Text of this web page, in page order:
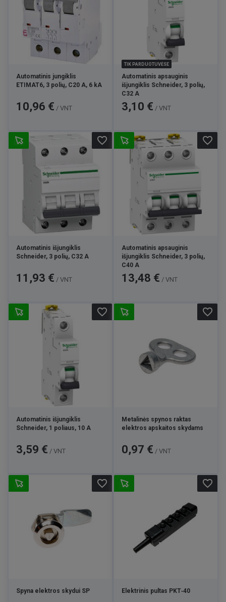
Automatinis jungiklis
ETIMAT6, 3 polių, C20 A, 6 kA
Kaina
10,96 € / VNT
TIK PARDUOTUVĖSE
Automatinis apsauginis
išjungiklis Schneider, 3 polių,
C32 A
Kaina
3,10 € / VNT
Automatinis išjungiklis
Schneider, 3 polių, C32 A
Kaina
11,93 € / VNT
favorite_border
Automatinis apsauginis
išjungiklis Schneider, 3 polių,
C40 A
Kaina
13,48 € / VNT
favorite_border
Automatinis išjungiklis
Schneider, 1 poliaus, 10 A
Kaina
3,59 € / VNT
favorite_border
Metalinės spynos raktas
elektros apskaitos skydams
Kaina
0,97 € / VNT
favorite_border
Spyna elektros skydui SP
favorite_border
Elektrinis pultas PKT‑40
favorite_border